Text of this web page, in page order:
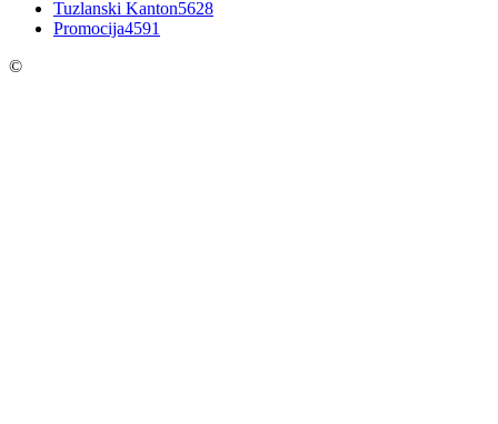
Tuzlanski Kanton5628
Promocija4591
©